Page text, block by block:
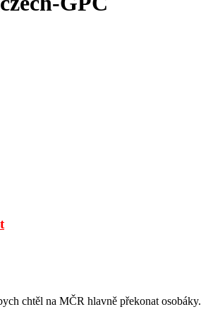
chtěl na MČR hlavně překonat osobáky.